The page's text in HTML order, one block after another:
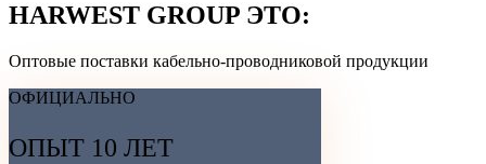
HARWEST GROUP ЭТО:
Оптовые поставки кабельно-проводниковой продукции
ОФИЦИАЛЬНО
ОПЫТ 10 ЛЕТ